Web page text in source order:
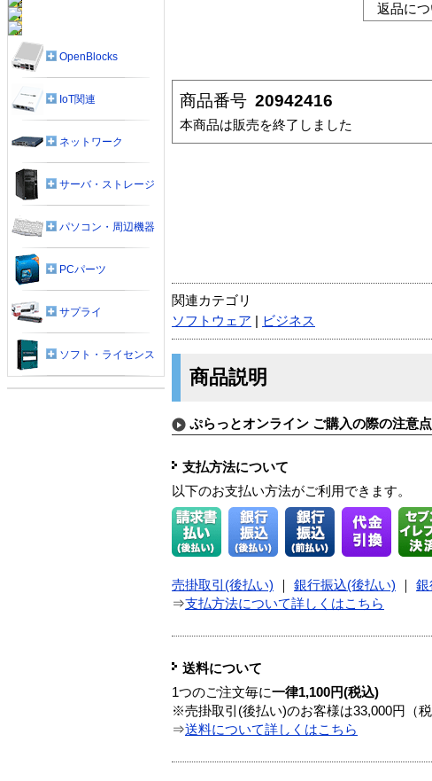
返品につ
商品番号 20942416
本商品は販売を終了しました
関連カテゴリ
ソフトウェア
ビジネス
商品説明
ぷらっとオンライン ご購入の際の注意点
支払方法について
以下のお支払い方法がご利用できます。
売掛取引(後払い) 銀行振込(後払い) 銀
⇒支払方法について詳しくはこちら
送料について
1つのご注文毎に一律1,100円(税込)
※売掛取引(後払い)のお客様は33,000円（
⇒送料について詳しくはこちら
OpenBlocks
IoT関連
ネットワーク
サーバ・ストレージ
パソコン・周辺機器
PCパーツ
サプライ
ソフト・ライセンス